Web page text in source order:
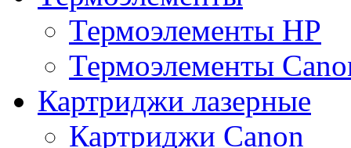
Термоэлементы HP
Термоэлементы
Картриджи лазерные
Картриджи Canon